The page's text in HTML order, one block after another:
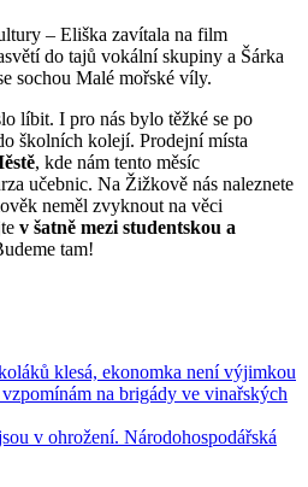
– Eliška zavítala na film
do tajů vokální skupiny a Šárka
sochou Malé mořské víly.
líbit. I pro nás bylo těžké se po
školních kolejí. Prodejní místa
, kde nám tento měsíc
učebnic. Na Žižkově nás naleznete
neměl zvyknout na věci
v šatně mezi studentskou a
tam!
klesá, ekonomka není výjimkou
na brigády ve vinařských
v ohrožení. Národohospodářská